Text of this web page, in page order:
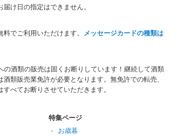
け日の指定はできません。
でご利用いただけます。
メッセージカードの種類は
の酒類の販売は固くお断りしています！継続して酒類
類販売業免許が必要となります。無免許での転売、
べてお断りさせていただきます。
特集ページ
お歳暮